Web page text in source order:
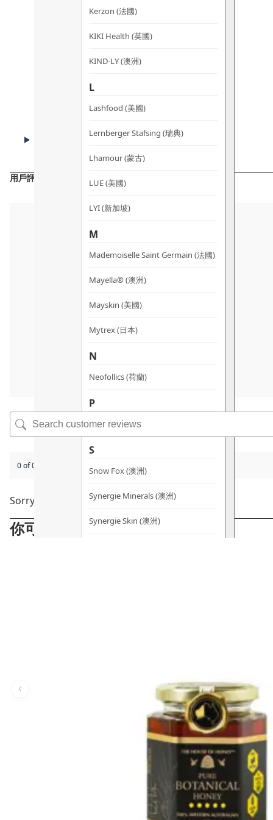
Kerzon (法國)
KIKI Health (英國)
KIND-LY (澳洲)
L
Lashfood (美國)
Lernberger Stafsing (瑞典)
Lhamour (蒙古)
LUE (美國)
LYI (新加坡)
M
Mademoiselle Saint Germain (法國)
Mayella® (澳洲)
Mayskin (美國)
Mytrex (日本)
N
Neofollics (荷蘭)
P
POME (香港)
S
Snow Fox (澳洲)
Synergie Minerals (澳洲)
Synergie Skin (澳洲)
Woods Copenhagen (丹麥)
用戶評價
0 of 0 reviews
Sorry, no reviews match your current selections
你可能會喜歡